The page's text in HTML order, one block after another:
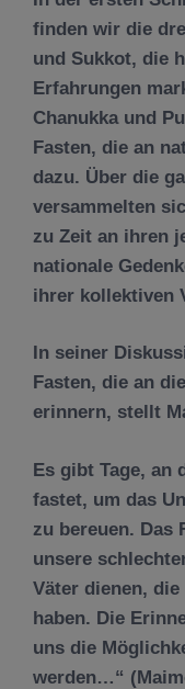
finden wir die
und Sukkot, die
Erfahrungen
Chanukka und
Fasten, die an
dazu. Über die
versammelten
zu Zeit an ihren
nationale
ihrer kollektiven
In seiner
Fasten, die an
erinnern, stellt
Es gibt Tage, an
fastet, um das
zu bereuen. Das
unsere
Väter dienen,
haben. Die
uns die
werden…“